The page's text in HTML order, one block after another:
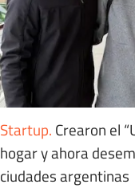
Startup. Crearon el
hogar y ahora
ciudades argentinas